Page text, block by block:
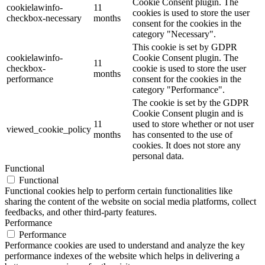
cookielawinfo-
checkbox-necessary
11
months
cookies is used to store the user
consent for the cookies in the
category "Necessary".
cookielawinfo-
checkbox-
performance
11
months
This cookie is set by GDPR
Cookie Consent plugin. The
cookie is used to store the user
consent for the cookies in the
category "Performance".
viewed_cookie_policy
11
months
The cookie is set by the GDPR
Cookie Consent plugin and is
used to store whether or not user
has consented to the use of
cookies. It does not store any
personal data.
Functional
Functional
Functional cookies help to perform certain functionalities like
sharing the content of the website on social media platforms, collect
feedbacks, and other third-party features.
Performance
Performance
Performance cookies are used to understand and analyze the key
performance indexes of the website which helps in delivering a